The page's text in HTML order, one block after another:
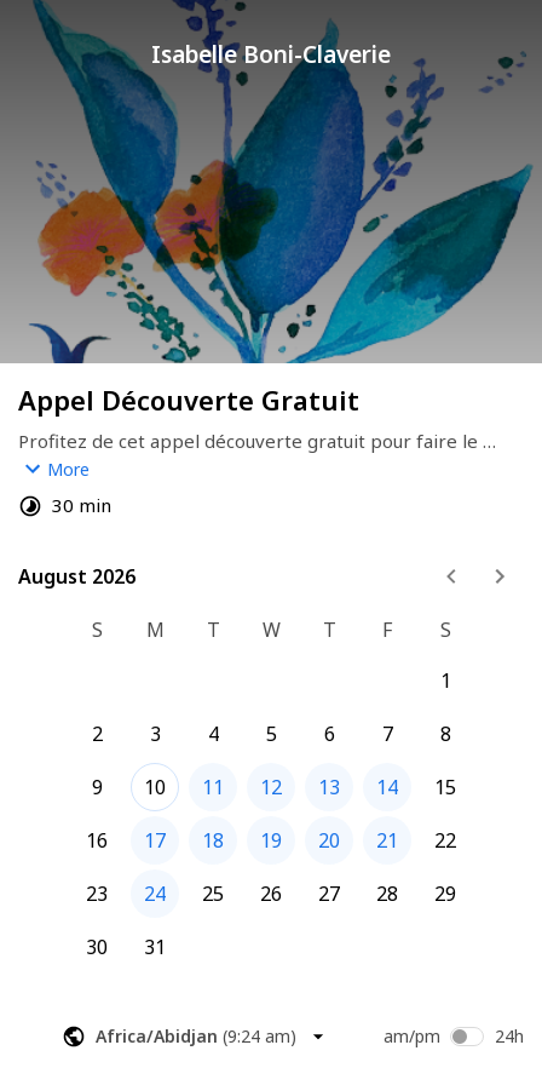
Isabelle Boni-Claverie
Appel Découverte Gratuit
Profitez de cet appel découverte gratuit pour faire le
point sur votre situation, me poser toutes vos questions et
découvrir si l'accompagnement La Vie Réparée est fait
pour vous
More
30 min
August 2026
August 2026
S
M T W T F
S
1
2
3 4 5 6 7
8
9
10 11 12 13 14
15
16
17 18 19 20 21
22
23
24 25 26 27 28
29
30
31
Africa/Abidjan (9:25 am) am/pm 24h